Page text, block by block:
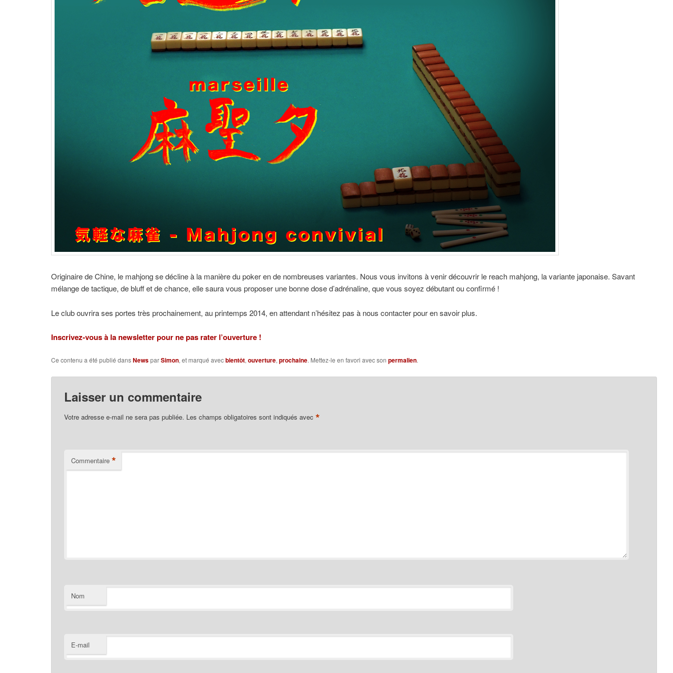
Originaire de Chine, le mahjong se décline à la manière du poker en de nombreuses variantes. Nous vous invitons à venir découvrir le reach mahjong, la variante japonaise. Savant
mélange de tactique, de bluff et de chance, elle saura vous proposer une bonne dose d’adrénaline, que vous soyez débutant ou confirmé !
Le club ouvrira ses portes très prochainement, au printemps 2014, en attendant n’hésitez pas à nous contacter pour en savoir plus.
Inscrivez-vous à la newsletter pour ne pas rater l’ouverture !
Ce contenu a été publié dansNewsparSimon, et marqué avecbientôt,ouverture,prochaine. Mettez-le en favori avec sonpermalien.
Laisser un commentaire
Votre adresse e-mail ne sera pas publiée. Les champs obligatoires sont indiqués avec *
Commentaire *
Nom
E-mail